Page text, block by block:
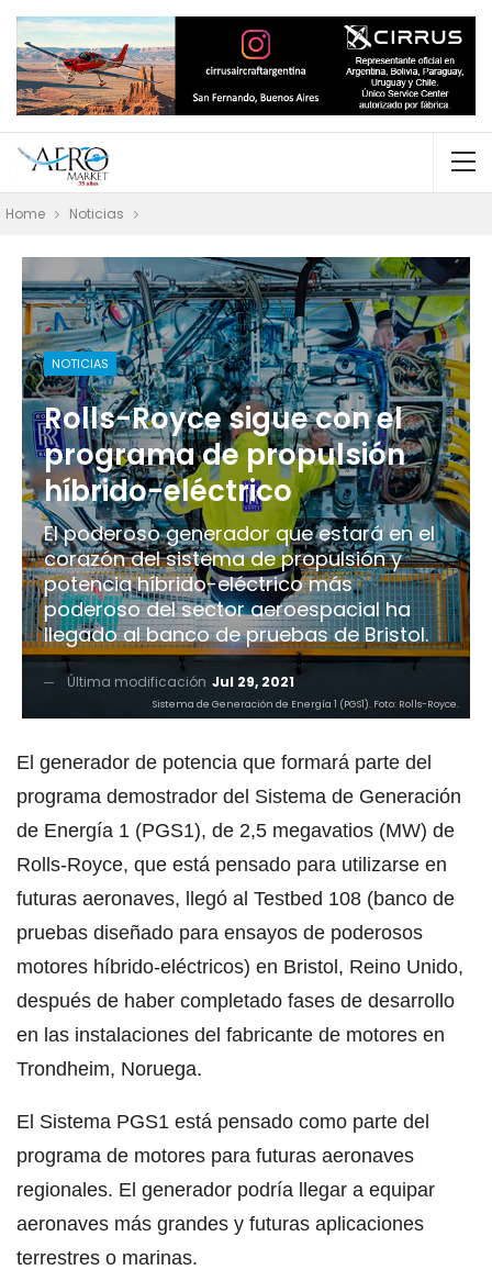
Home Noticias
NOTICIAS
Rolls-Royce sigue con el
programa de propulsión
híbrido-eléctrico
El poderoso generador que estará en el
corazón del sistema de propulsión y
potencia híbrido-eléctrico más
poderoso del sector aeroespacial ha
llegado al banco de pruebas de Bristol.
Última modificación Jul 29, 2021
Sistema de Generación de Energía 1 (PGS1). Foto: Rolls-Royce.
El generador de potencia que formará parte del
programa demostrador del Sistema de Generación
de Energía 1 (PGS1), de 2,5 megavatios (MW) de
Rolls-Royce, que está pensado para utilizarse en
futuras aeronaves, llegó al Testbed 108 (banco de
pruebas diseñado para ensayos de poderosos
motores híbrido-eléctricos) en Bristol, Reino Unido,
después de haber completado fases de desarrollo
en las instalaciones del fabricante de motores en
Trondheim, Noruega.
El Sistema PGS1 está pensado como parte del
programa de motores para futuras aeronaves
regionales. El generador podría llegar a equipar
aeronaves más grandes y futuras aplicaciones
terrestres o marinas.